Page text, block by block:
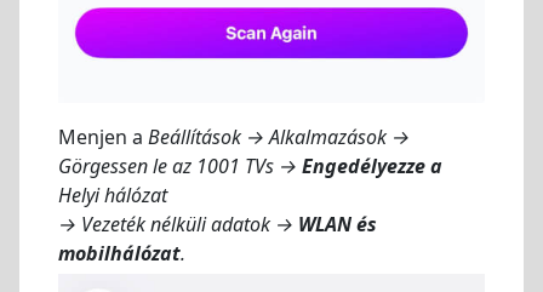
Menjen a Beállítások → Alkalmazások →
Görgessen le az 1001 TVs → Engedélyezze a
Helyi hálózat
→ Vezeték nélküli adatok → WLAN és
mobilhálózat.